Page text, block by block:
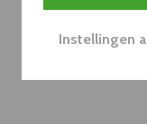
Instellingen